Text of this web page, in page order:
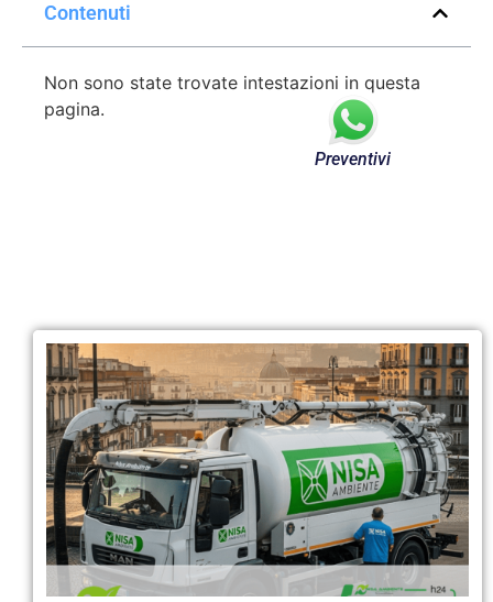
Contenuti
Non sono state trovate intestazioni in questa
pagina.
Preventivi